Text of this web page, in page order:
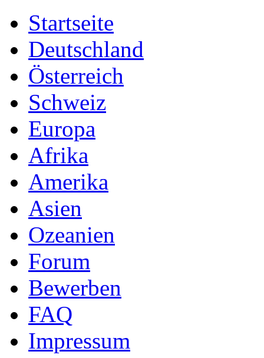
Startseite
Deutschland
Österreich
Schweiz
Europa
Afrika
Amerika
Asien
Ozeanien
Forum
Bewerben
FAQ
Impressum